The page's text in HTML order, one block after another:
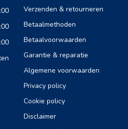
Verzenden & retourneren
Betaalmethoden
Betaalvoorwaarden
Garantie & reparatie
Algemene voorwaarden
Privacy policy
Cookie policy
Disclaimer